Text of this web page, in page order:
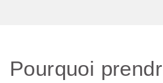
Pourquoi